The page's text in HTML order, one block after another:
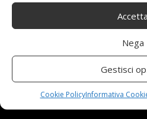
Accetta
Nega
Gestisci
Cookie PolicyInformativa
LAMPADA PER
VERNICE LUCE
220V 2X1050W